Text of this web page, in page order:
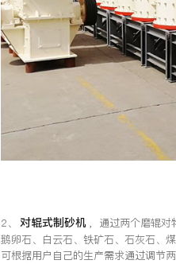
2、对辊式制砂机 ，通过两个磨辊对
鹅卵石、白云石、铁矿石、石灰石、
可根据用户自己的生产需求通过调节